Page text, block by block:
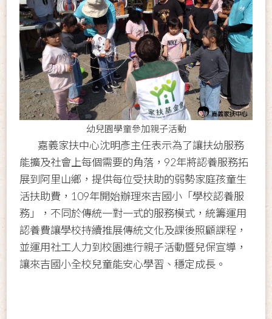
幼兒園學童參加親子活動
嘉義家扶中心沈明彥主任表示為了讓扶幼服務
能擴及社會上每個需要的角落，92年將認養服務拓
展到阿里山鄉，提供每位受扶助的弱勢家庭孩童生
活扶助費，109年開始辦理來吉國小「學校認養服
務」，不同於傳統一對一式的服務模式，統籌運用
認養費讓學校持續推展傳統文化及課後照顧課程，
並運用社工人力到校園進行親子活動暨兒保宣導，
讓來吉國小全校兒童能安心學習、穩定成長。